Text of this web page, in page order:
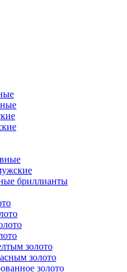
бриллианты
золото
золото
золото